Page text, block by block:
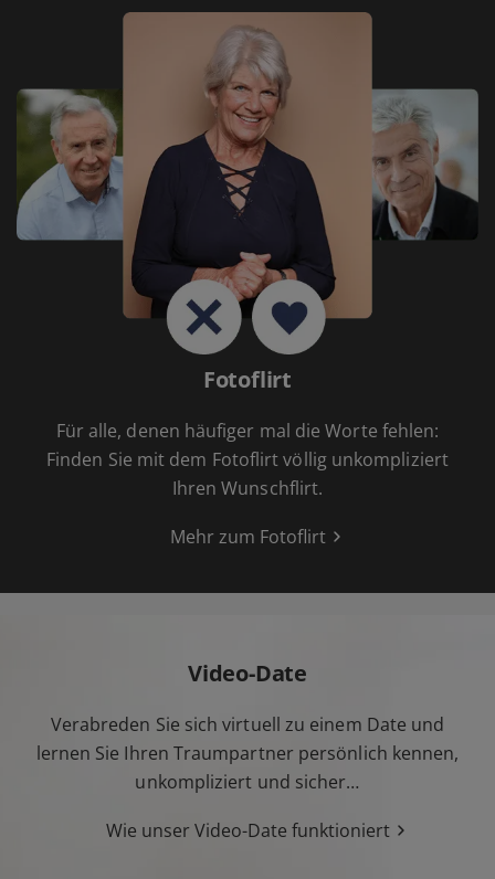
Fotoflirt
Für alle, denen häufiger mal die Worte fehlen:
Finden Sie mit dem Fotoflirt völlig unkompliziert
Ihren Wunschflirt.
Mehr zum Fotoflirt
Video-Date
Verabreden Sie sich virtuell zu einem Date und
lernen Sie Ihren Traumpartner persönlich kennen,
unkompliziert und sicher…
Wie unser Video-Date funktioniert